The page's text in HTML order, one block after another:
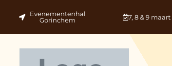
Evenementenhal
Gorinchem
7, 8 & 9 maart